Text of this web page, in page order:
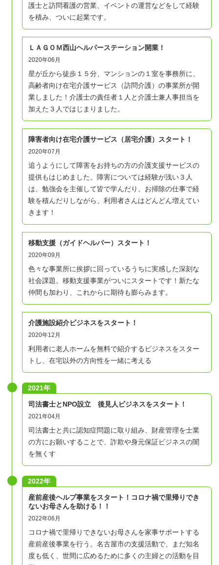
護士と訪問看護の営業、イベントの運営などをして経験
を積み、ついに起業です。
ＬＡＧＯＭ西山ヘルパーステーション開業！
2020年06月
星が丘から徒歩１５分、マンションの１室を事務所に、
高齢者向け在宅介護サービス（訪問介護）の事業所が開
業しました！介護士の責任者１人と介護士兼人事担当を
加えた３人ではじまりました。
障害者向け在宅介護サービス（居宅介護）スタート！
2020年07月
追うようにして障害をお持ちの方の介護支援サービスの
提供もはじめました。障害については経験が浅い３人
は、勉強会を主催して皆で学んだり、お掃除の仕事で経
験を積んだりしながら、利用者さんはどんどん増えてい
きます！
移動支援（ガイドヘルパー）スタート！
2020年09月
色々な事業所に挨拶に回っているうちに実感した深刻な
社会課題。移動支援事業がついにスタートです！新たな
仲間も加わり、これからに期待も膨らみます。
介護施設紹介ビジネスをスタート！
2020年12月
利用者に老人ホームを無料で紹介するビジネスをスター
トし、在宅以外の方向性を一緒に考える
2021年
司法書士とNPO設立 後見人ビジネスをスタート！
2021年04月
司法書士と共に認知症問題に取り組み、財産管理を士業
の方にお願いすることで、詐欺や身元保証ビジネスの闇
を無くす
2022年
産前産後ヘルプ事業をスタート！コロナ禍で里帰りでき
ないお母さんを助ける！！
2022年06月
コロナ禍で里帰りできないお母さんを家事サポートする
産前産後事業を行う。名古屋市の支援活動で、まだ知名
度も低く、世間に広めるために多くの主婦との活動を目